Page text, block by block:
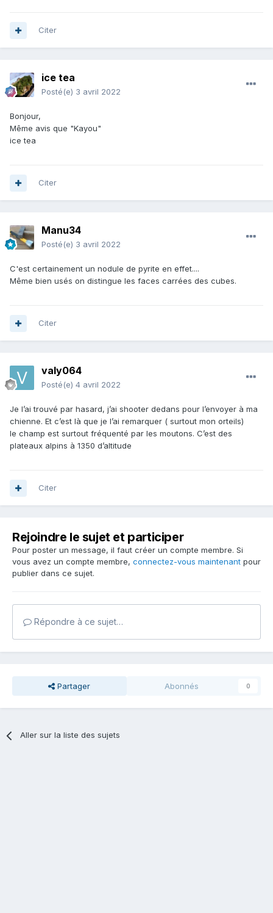
Citer
ice tea
Posté(e) 3 avril 2022
Bonjour,
Même avis que "Kayou"
ice tea
Citer
Manu34
Posté(e) 3 avril 2022
C'est certainement un nodule de pyrite en effet....
Même bien usés on distingue les faces carrées des cubes.
Citer
valy064
Posté(e) 4 avril 2022
Je l’ai trouvé par hasard, j’ai shooter dedans pour l’envoyer à ma
chienne. Et c’est là que je l’ai remarquer ( surtout mon orteils)
le champ est surtout fréquenté par les moutons. C’est des
plateaux alpins à 1350 d’altitude
Citer
Rejoindre le sujet et participer
Pour poster un message, il faut créer un compte membre. Si
vous avez un compte membre, connectez-vous maintenant pour
publier dans ce sujet.
Répondre à ce sujet…
Partager Abonnés 0
Aller sur la liste des sujets